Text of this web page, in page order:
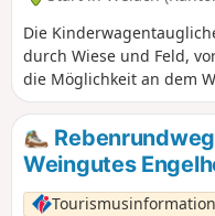
Die
durch Wiese und Feld,
die Möglichkeit an dem
Spielplatz einen
Weingutes
Tourismusinformation